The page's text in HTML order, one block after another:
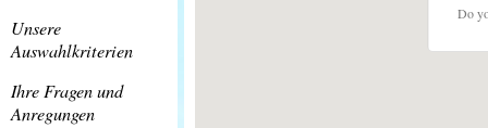
Unsere
Auswahlkriterien
Ihre Fragen und
Anregungen
Do